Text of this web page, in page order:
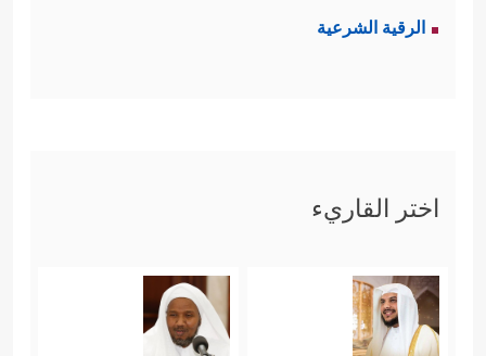
الرقية الشرعية
اختر القاريء